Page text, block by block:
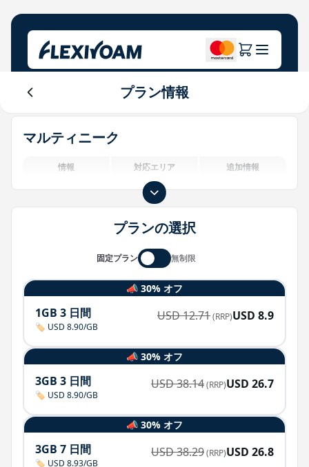
プランを探索する
会社概要
投資家向け情報
IoTソリューション
ブランド向け
Login
プラン情報
マルティニーク
情報 対応エリア 追加情報
プランの選択
固定プラン 無制限
📣 30% オフ
1GB 3 日間
🏷️ USD 8.90/GB
USD12.71(RRP)USD 8.9
📣 30% オフ
3GB 3 日間
🏷️ USD 8.90/GB
USD38.14(RRP)USD 26.7
📣 30% オフ
3GB 7 日間
🏷️ USD 8.93/GB
USD38.29(RRP)USD 26.8